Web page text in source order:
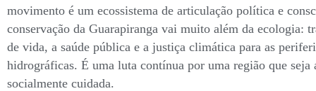
movimento é um ecossistema de articulação política e
conservação da Guarapiranga vai muito além da ecologia:
de vida, a saúde pública e a justiça climática para as
hidrográficas. É uma luta contínua por uma região que seja
socialmente cuidada.